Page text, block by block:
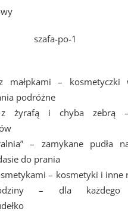
małpkami – kosmetyczki
podróżne
z żyrafą i chyba zebrą
– zamykane pudła
do prania
– kosmetyki i inne
– dla każdego